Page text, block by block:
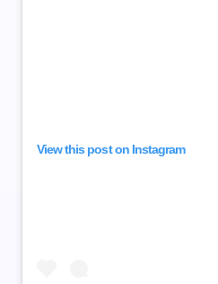
View this post on Instagram